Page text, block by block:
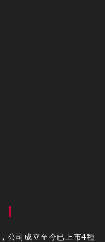
公司成立至今已上市4種